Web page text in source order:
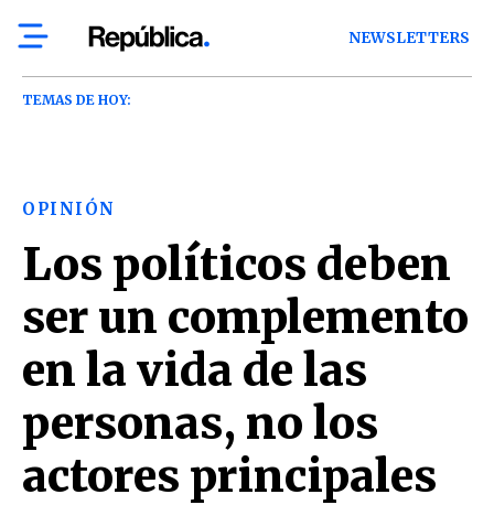
NEWSLETTERS
TEMAS DE HOY:
OPINIÓN
Los políticos deben
ser un complemento
en la vida de las
personas, no los
actores principales